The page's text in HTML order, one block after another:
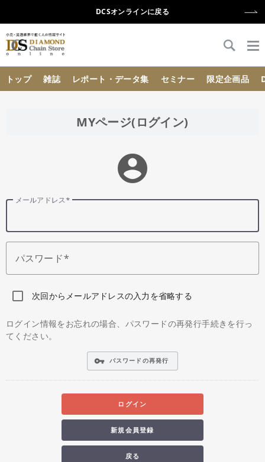
DCSオンラインに戻る
トップ 雑誌 レポート・データ集 セミナー 限定企画品
MYページ(ログイン)
account_circle
メールアドレス
パスワード
次回からメールアドレスの入力を省略する
ログイン情報をお忘れの場合、パスワードの再発行手続きを行っ
てください。
vpn_key パスワードの再発行
ログイン
新規会員登録
戻る